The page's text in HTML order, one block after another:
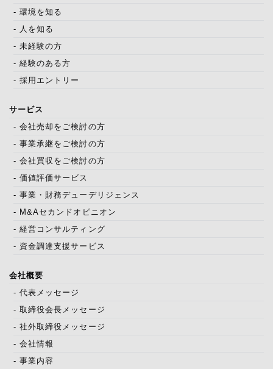
- 環境を知る
- 人を知る
- 未経験の方
- 経験のある方
- 採用エントリー
サービス
- 会社売却をご検討の方
- 事業承継をご検討の方
- 会社買収をご検討の方
- 価値評価サービス
- 事業・財務デューデリジェンス
- M&Aセカンドオピニオン
- 経営コンサルティング
- 資金調達支援サービス
会社概要
- 代表メッセージ
- 取締役会長メッセージ
- 社外取締役メッセージ
- 会社情報
- 事業内容